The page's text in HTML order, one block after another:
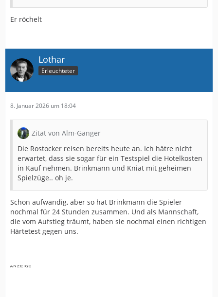
Er röchelt
Lothar
Erleuchteter
8. Januar 2026 um 18:04
Zitat von Alm-Gänger
Die Rostocker reisen bereits heute an. Ich hätre nicht
erwartet, dass sie sogar für ein Testspiel die Hotelkosten
in Kauf nehmen. Brinkmann und Kniat mit geheimen
Spielzüge.. oh je.
Schon aufwändig, aber so hat Brinkmann die Spieler
nochmal für 24 Stunden zusammen. Und als Mannschaft,
die vom Aufstieg träumt, haben sie nochmal einen richtigen
Härtetest gegen uns.